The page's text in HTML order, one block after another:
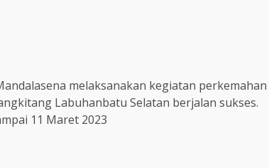
melaksanakan kegiatan perkemahan
Labuhanbatu Selatan berjalan sukses.
11 Maret 2023